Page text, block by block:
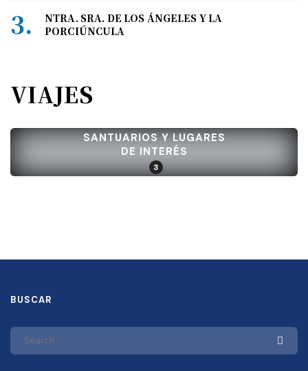
NTRA. SRA. DE LOS ÁNGELES Y LA
PORCIÚNCULA
VIAJES
SANTUARIOS Y LUGARES
DE INTERÉS
3
BUSCAR